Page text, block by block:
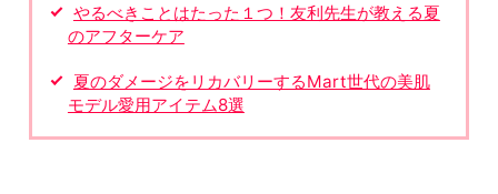
やるべきことはたった１つ！友利先生が教える夏
のアフターケア
夏のダメージをリカバリーするMart世代の美肌
モデル愛用アイテム8選